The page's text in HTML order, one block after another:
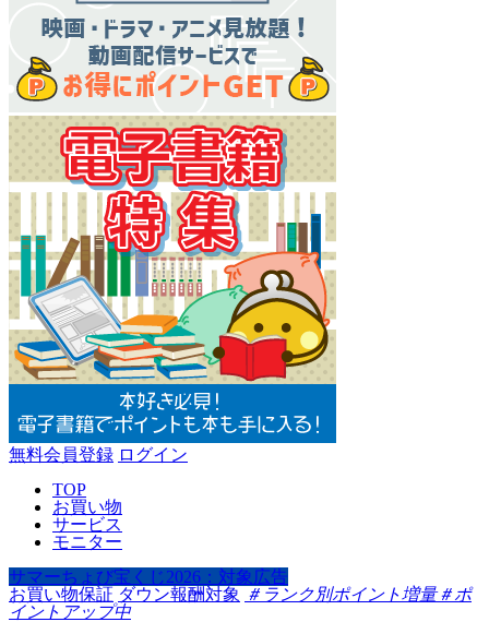
無料会員登録 ログイン
TOP
お買い物
サービス
モニター
サマーちょび宝くじ2026：対象広告
お買い物保証 ダウン報酬対象 ＃ランク別ポイント増量＃ポ
イントアップ中